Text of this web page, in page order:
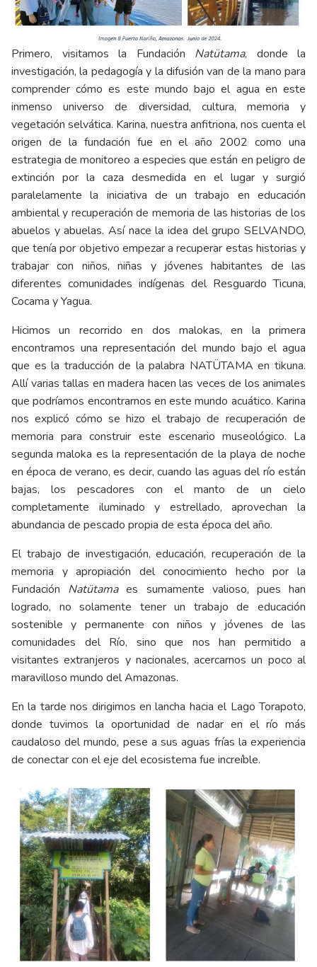
Primero, visitamos la Fundación Natütama, donde la
investigación, la pedagogía y la difusión van de la mano para
comprender cómo es este mundo bajo el agua en este
inmenso universo de diversidad, cultura, memoria y
vegetación selvática. Karina, nuestra anfitriona, nos cuenta el
origen de la fundación fue en el año 2002 como una
estrategia de monitoreo a especies que están en peligro de
extinción por la caza desmedida en el lugar y surgió
paralelamente la iniciativa de un trabajo en educación
ambiental y recuperación de memoria de las historias de los
abuelos y abuelas. Así nace la idea del grupo SELVANDO,
que tenía por objetivo empezar a recuperar estas historias y
trabajar con niños, niñas y jóvenes habitantes de las
diferentes comunidades indígenas del Resguardo Ticuna,
Cocama y Yagua.
Hicimos un recorrido en dos malokas, en la primera
encontramos una representación del mundo bajo el agua
que es la traducción de la palabra NATÜTAMA en tikuna.
Allí varias tallas en madera hacen las veces de los animales
que podríamos encontrarnos en este mundo acuático. Karina
nos explicó cómo se hizo el trabajo de recuperación de
memoria para construir este escenario museológico. La
segunda maloka es la representación de la playa de noche
en época de verano, es decir, cuando las aguas del río están
bajas, los pescadores con el manto de un cielo
completamente iluminado y estrellado, aprovechan la
abundancia de pescado propia de esta época del año.
El trabajo de investigación, educación, recuperación de la
memoria y apropiación del conocimiento hecho por la
Fundación Natütamaes sumamente valioso, pues han
logrado, no solamente tener un trabajo de educación
sostenible y permanente con niños y jóvenes de las
comunidades del Río, sino que nos han permitido a
visitantes extranjeros y nacionales, acercarnos un poco al
maravilloso mundo del Amazonas.
En la tarde nos dirigimos en lancha hacia el Lago Torapoto,
donde tuvimos la oportunidad de nadar en el río más
caudaloso del mundo, pese a sus aguas frías la experiencia
de conectar con el eje del ecosistema fue increíble.